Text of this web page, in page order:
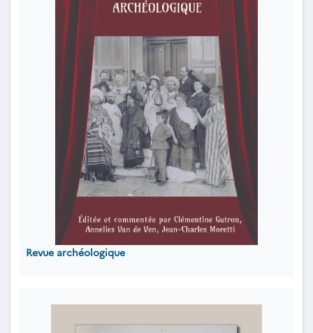
Revue archéologique